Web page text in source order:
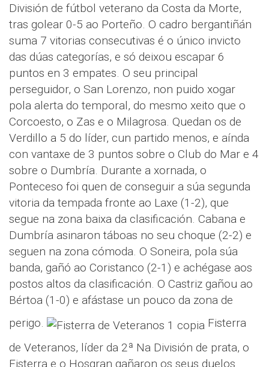
División de fútbol veterano da Costa da Morte,
tras golear 0-5 ao Porteño. O cadro bergantiñán
suma 7 vitorias consecutivas é o único invicto
das dúas categorías, e só deixou escapar 6
puntos en 3 empates. O seu principal
perseguidor, o San Lorenzo, non puido xogar
pola alerta do temporal, do mesmo xeito que o
Corcoesto, o Zas e o Milagrosa. Quedan os de
Verdillo a 5 do líder, cun partido menos, e aínda
con vantaxe de 3 puntos sobre o Club do Mar e 4
sobre o Dumbría. Durante a xornada, o
Ponteceso foi quen de conseguir a súa segunda
vitoria da tempada fronte ao Laxe (1-2), que
segue na zona baixa da clasificación. Cabana e
Dumbría asinaron táboas no seu choque (2-2) e
seguen na zona cómoda. O Soneira, pola súa
banda, gañó ao Coristanco (2-1) e achégase aos
postos altos da clasificación. O Castriz gañou ao
Bértoa (1-0) e afástase un pouco da zona de
perigo.
Fisterra
de Veteranos, líder da 2ª Na División de prata, o
Fisterra e o Hosgran gañaron os seus duelos